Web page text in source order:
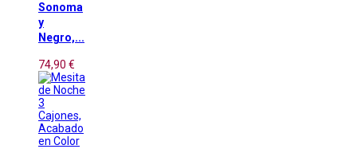
Sonoma
y
Negro,...
74,90 €